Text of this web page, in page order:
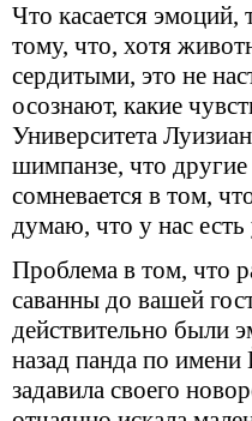
Что касается
тому, что, хотя
сердитыми, это не
осознают, какие
Университета
шимпанзе, что
сомневается в том,
думаю, что у нас есть
Проблема в том, что
саванны до вашей
действительно были
назад панда по имени
задавила своего